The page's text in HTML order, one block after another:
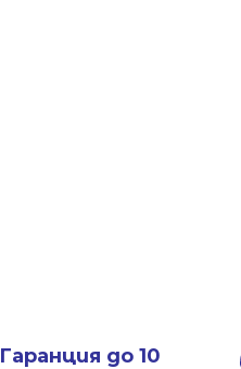
Гаранция до 10